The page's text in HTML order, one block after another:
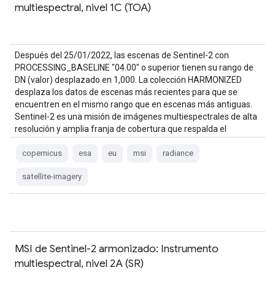
multiespectral, nivel 1C (TOA)
Después del 25/01/2022, las escenas de Sentinel-2 con
PROCESSING_BASELINE "04.00" o superior tienen su rango de
DN (valor) desplazado en 1,000. La colección HARMONIZED
desplaza los datos de escenas más recientes para que se
encuentren en el mismo rango que en escenas más antiguas.
Sentinel-2 es una misión de imágenes multiespectrales de alta
resolución y amplia franja de cobertura que respalda el
copernicus esa eu msi radiance
satellite-imagery
MSI de Sentinel-2 armonizado: Instrumento
multiespectral, nivel 2A (SR)